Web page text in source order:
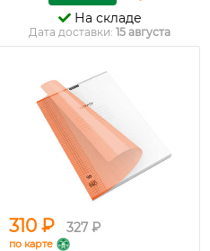
На складе
Дата доставки: 15 августа
310 ₽ 327 ₽
по карте